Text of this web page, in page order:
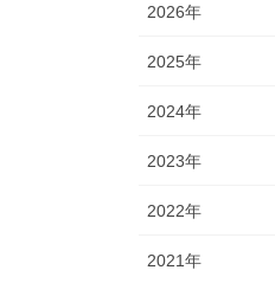
2026年
2025年
2024年
2023年
2022年
2021年